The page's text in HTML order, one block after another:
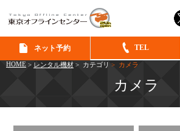
ネット予約 TEL
HOME > レンタル機材 > カテゴリ > カメラ
カメラ